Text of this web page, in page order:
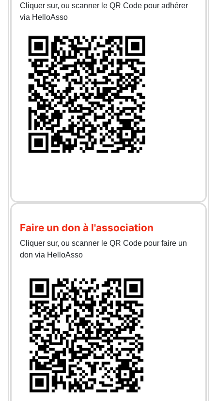
Cliquer sur, ou scanner le QR Code pour adhérer
via HelloAsso
Faire un don à l'association
Cliquer sur, ou scanner le QR Code pour faire un
don via HelloAsso